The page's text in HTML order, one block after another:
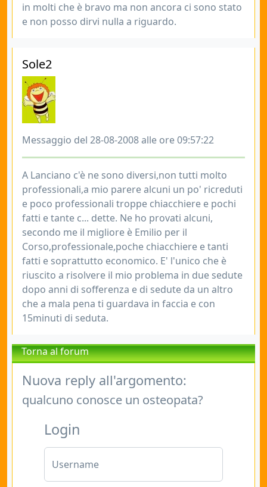
in molti che è bravo ma non ancora ci sono stato
e non posso dirvi nulla a riguardo.
Sole2
Messaggio del 28-08-2008 alle ore 09:57:22
A Lanciano c'è ne sono diversi,non tutti molto
professionali,a mio parere alcuni un po' ricreduti
e poco professionali troppe chiacchiere e pochi
fatti e tante c... dette. Ne ho provati alcuni,
secondo me il migliore è Emilio per il
Corso,professionale,poche chiacchiere e tanti
fatti e soprattutto economico. E' l'unico che è
riuscito a risolvere il mio problema in due sedute
dopo anni di sofferenza e di sedute da un altro
che a mala pena ti guardava in faccia e con
15minuti di seduta.
Torna al forum
Nuova reply all'argomento:
qualcuno conosce un osteopata?
Login
Username